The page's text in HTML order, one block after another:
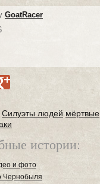
GoatRacer
Силуэты людей мёртвые
истории:
и фото
Чернобыля